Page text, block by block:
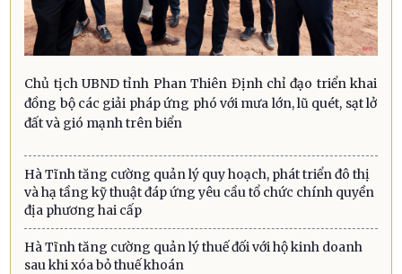
Chủ tịch UBND tỉnh Phan Thiên Định chỉ đạo triển khai
đồng bộ các giải pháp ứng phó với mưa lớn, lũ quét, sạt lở
đất và gió mạnh trên biển
Hà Tĩnh tăng cường quản lý quy hoạch, phát triển đô thị
và hạ tầng kỹ thuật đáp ứng yêu cầu tổ chức chính quyền
địa phương hai cấp
Hà Tĩnh tăng cường quản lý thuế đối với hộ kinh doanh
sau khi xóa bỏ thuế khoán